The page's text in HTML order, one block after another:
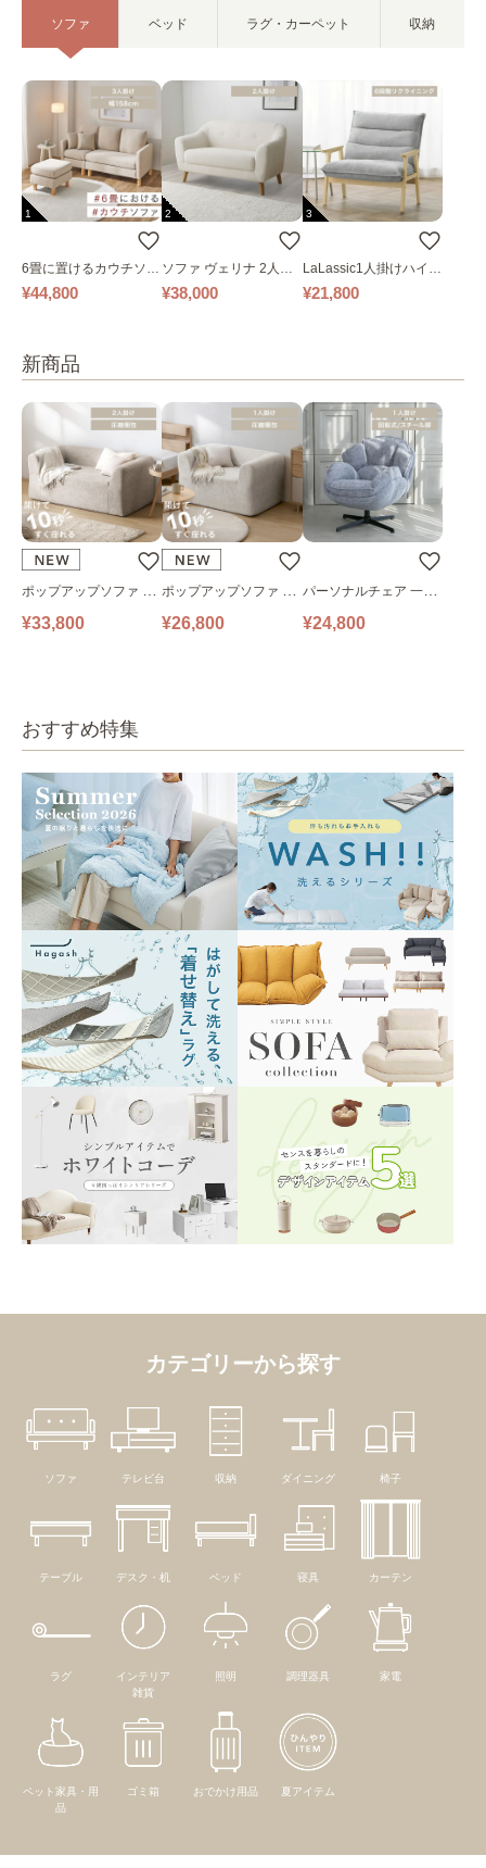
ソファ ベッド ラグ・カーペット 収納
1
6畳に置けるカウチソフ
ァ｜ベージュ
¥44,800
2
ソファ ヴェリナ 2人掛
け
¥38,000
3
LaLassic1人掛けハイバ
ックソファ ワイド
¥21,800
新商品
ポップアップソファ ソ
ファ フロアソファ 幅14
¥33,800
ポップアップソファ ソ
ファ フロアソファ 幅10
¥26,800
パーソナルチェア 一人
掛けソファ O’HANA ソ
¥24,800
おすすめ特集
カテゴリーから探す
ソファ テレビ台 収納 ダイニング 椅子
テーブル デスク・机 ベッド 寝具 カーテン
ラグ
インテリア
雑貨
照明 調理器具 家電
ペット家具・用
品
ゴミ箱 おでかけ用品 夏アイテム